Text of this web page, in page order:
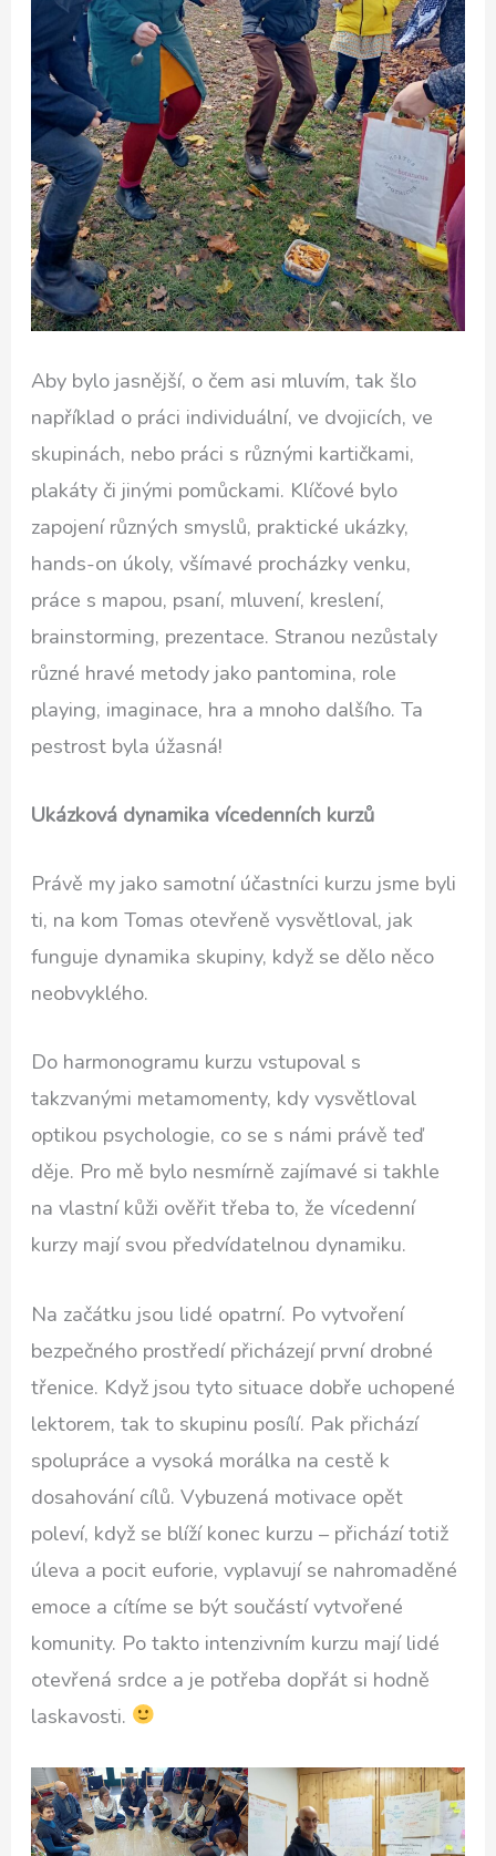
Aby bylo jasnější, o čem asi mluvím, tak šlo
například o práci individuální, ve dvojicích, ve
skupinách, nebo práci s různými kartičkami,
plakáty či jinými pomůckami. Klíčové bylo
zapojení různých smyslů, praktické ukázky,
hands-on úkoly, všímavé procházky venku,
práce s mapou, psaní, mluvení, kreslení,
brainstorming, prezentace. Stranou nezůstaly
různé hravé metody jako pantomina, role
playing, imaginace, hra a mnoho dalšího. Ta
pestrost byla úžasná!
Ukázková dynamika vícedenních kurzů
Právě my jako samotní účastníci kurzu jsme byli
ti, na kom Tomas otevřeně vysvětloval, jak
funguje dynamika skupiny, když se dělo něco
neobvyklého.
Do harmonogramu kurzu vstupoval s
takzvanými metamomenty, kdy vysvětloval
optikou psychologie, co se s námi právě teď
děje. Pro mě bylo nesmírně zajímavé si takhle
na vlastní kůži ověřit třeba to, že vícedenní
kurzy mají svou předvídatelnou dynamiku.
Na začátku jsou lidé opatrní. Po vytvoření
bezpečného prostředí přicházejí první drobné
třenice. Když jsou tyto situace dobře uchopené
lektorem, tak to skupinu posílí. Pak přichází
spolupráce a vysoká morálka na cestě k
dosahování cílů. Vybuzená motivace opět
poleví, když se blíží konec kurzu – přichází totiž
úleva a pocit euforie, vyplavují se nahromaděné
emoce a cítíme se být součástí vytvořené
komunity. Po takto intenzivním kurzu mají lidé
otevřená srdce a je potřeba dopřát si hodně
laskavosti.